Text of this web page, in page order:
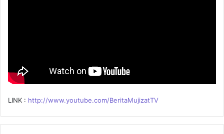
LINK : http://www.youtube.com/BeritaMujizatTV